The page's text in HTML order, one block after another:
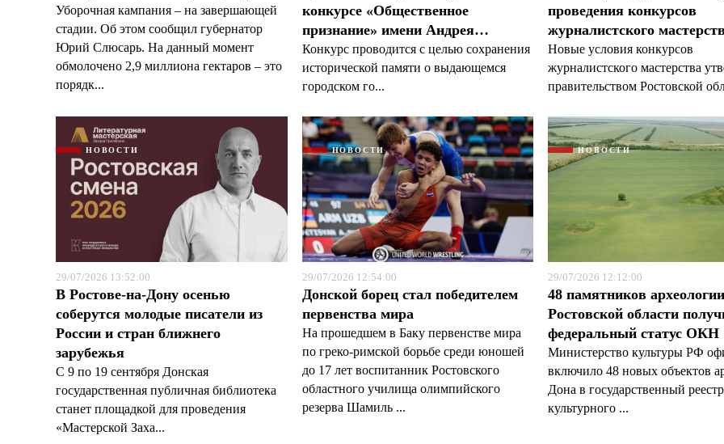
Уборочная кампания – на завершающей
стадии. Об этом сообщил губернатор
Юрий Слюсарь. На данный момент
обмолочено 2,9 миллиона гектаров – это
порядк...
конкурсе «Общественное
признание» имени Андрея…
Конкурс проводится с целью сохранения
исторической памяти о выдающемся
городском го...
проведения конкурсов
журналистского
Новые условия конкурсов
журналистского мастерства
правительством Ростовской
НОВОСТИ
29/07/2026 13:52:00
В Ростове-на-Дону осенью
соберутся молодые писатели из
России и стран ближнего
зарубежья
С 9 по 19 сентября Донская
государственная публичная библиотека
станет площадкой для проведения
«Мастерской Заха...
НОВОСТИ
29/07/2026 12:54:00
Донской борец стал победителем
первенства мира
На прошедшем в Баку первенстве мира
по греко-римской борьбе среди юношей
до 17 лет воспитанник Ростовского
областного училища олимпийского
резерва Шамиль ...
НОВОСТИ
29/07/2026 12:12:00
48 памятников археологии
Ростовской области
федеральный статус ОКН
Министерство культуры РФ
включило 48 новых объектов
Дона в государственный
культурного ...